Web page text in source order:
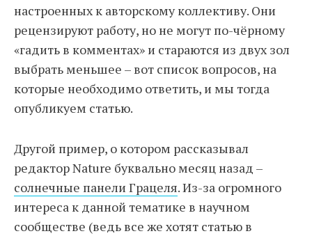
настроенных к авторскому коллективу. Они
рецензируют работу, но не могут по-чёрному
«гадить в комментах» и стараются из двух зол
выбрать меньшее – вот список вопросов, на
которые необходимо ответить, и мы тогда
опубликуем статью.
Другой пример, о котором рассказывал
редактор Nature буквально месяц назад –
солнечные панели Грацеля. Из-за огромного
интереса к данной тематике в научном
сообществе (ведь все же хотят статью в